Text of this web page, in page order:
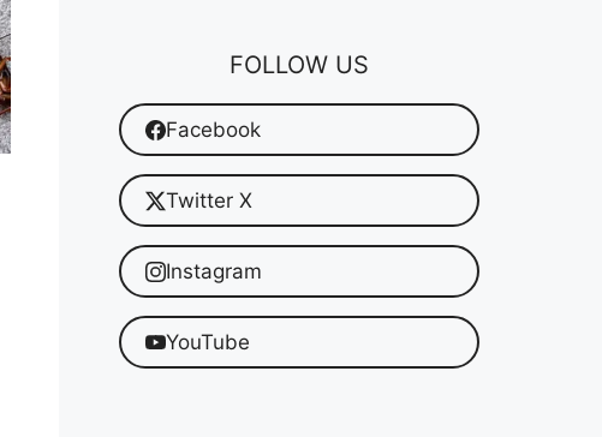
FOLLOW US
Facebook
Twitter X
Instagram
YouTube